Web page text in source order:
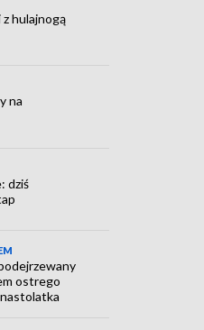
hulajnogą
na
dziś
ostrego